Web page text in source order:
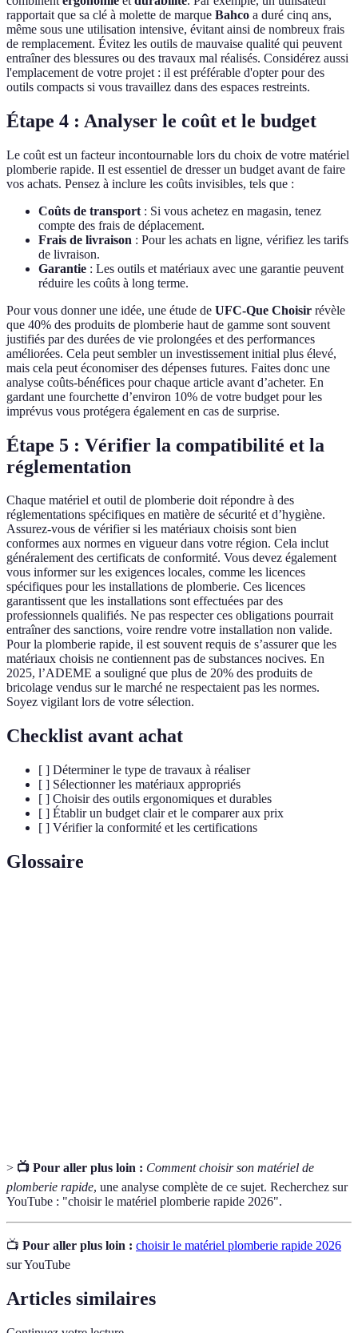
rapportait que sa clé à molette de marque Bahco a duré cinq ans,
même sous une utilisation intensive, évitant ainsi de nombreux frais
de remplacement. Évitez les outils de mauvaise qualité qui peuvent
entraîner des blessures ou des travaux mal réalisés. Considérez aussi
l'emplacement de votre projet : il est préférable d'opter pour des
outils compacts si vous travaillez dans des espaces restreints.
Étape 4 : Analyser le coût et le budget
Le coût est un facteur incontournable lors du choix de votre matériel
plomberie rapide. Il est essentiel de dresser un budget avant de faire
vos achats. Pensez à inclure les coûts invisibles, tels que :
Coûts de transport : Si vous achetez en magasin, tenez
compte des frais de déplacement.
Frais de livraison : Pour les achats en ligne, vérifiez les tarifs
de livraison.
Garantie : Les outils et matériaux avec une garantie peuvent
réduire les coûts à long terme.
Pour vous donner une idée, une étude de UFC-Que Choisir révèle
que 40% des produits de plomberie haut de gamme sont souvent
justifiés par des durées de vie prolongées et des performances
améliorées. Cela peut sembler un investissement initial plus élevé,
mais cela peut économiser des dépenses futures. Faites donc une
analyse coûts-bénéfices pour chaque article avant d’acheter. En
gardant une fourchette d’environ 10% de votre budget pour les
imprévus vous protégera également en cas de surprise.
Étape 5 : Vérifier la compatibilité et la
réglementation
Chaque matériel et outil de plomberie doit répondre à des
réglementations spécifiques en matière de sécurité et d’hygiène.
Assurez-vous de vérifier si les matériaux choisis sont bien
conformes aux normes en vigueur dans votre région. Cela inclut
généralement des certificats de conformité. Vous devez également
vous informer sur les exigences locales, comme les licences
spécifiques pour les installations de plomberie. Ces licences
garantissent que les installations sont effectuées par des
professionnels qualifiés. Ne pas respecter ces obligations pourrait
entraîner des sanctions, voire rendre votre installation non valide.
Pour la plomberie rapide, il est souvent requis de s’assurer que les
matériaux choisis ne contiennent pas de substances nocives. En
2025, l’ADEME a souligné que plus de 20% des produits de
bricolage vendus sur le marché ne respectaient pas les normes.
Soyez vigilant lors de votre sélection.
Checklist avant achat
[ ] Déterminer le type de travaux à réaliser
[ ] Sélectionner les matériaux appropriés
[ ] Choisir des outils ergonomiques et durables
[ ] Établir un budget clair et le comparer aux prix
[ ] Vérifier la conformité et les certifications
Glossaire
> 📺 Pour aller plus loin : Comment choisir son matériel de
plomberie rapide, une analyse complète de ce sujet. Recherchez sur
YouTube : "choisir le matériel plomberie rapide 2026".
📺 Pour aller plus loin : choisir le matériel plomberie rapide 2026
sur YouTube
Articles similaires